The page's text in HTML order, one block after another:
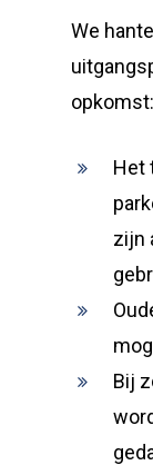
We
opkomst:
Het
zijn
Bij